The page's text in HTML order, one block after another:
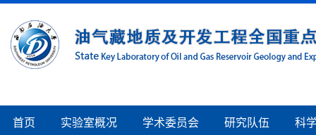
首页 实验室概况 学术委员会 研究队伍 科